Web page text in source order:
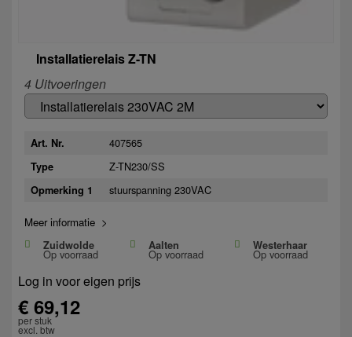
Installatierelais Z-TN
4 Uitvoeringen
Art. Nr. 407565
Type Z-TN230/SS
Opmerking 1 stuurspanning 230VAC
Meer informatie >
Zuidwolde
Op voorraad
Aalten
Op voorraad
Westerhaar
Op voorraad
Log in voor eigen prijs
€ 69,12
per stuk
excl. btw